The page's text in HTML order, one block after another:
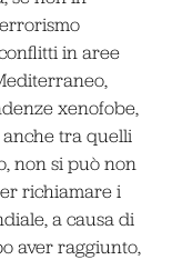
in aree
xenofobe,
anche tra quelli
non si può non
richiamare i
a causa di
aver raggiunto,